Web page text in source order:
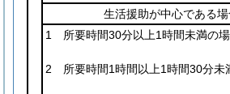
生活援助が中心である場
1 所要時間30分以上1時間未満の
2 所要時間1時間以上1時間30分未